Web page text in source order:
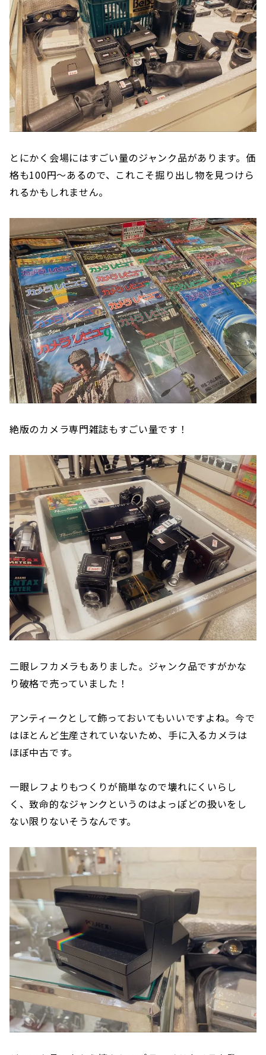
とにかく会場にはすごい量のジャンク品があります。価
格も100円〜あるので、これこそ掘り出し物を見つけら
れるかもしれません。
絶版のカメラ専門雑誌もすごい量です！
二眼レフカメラもありました。ジャンク品ですがかな
り破格で売っていました！
アンティークとして飾っておいてもいいですよね。今で
はほとんど生産されていないため、手に入るカメラは
ほぼ中古です。
一眼レフよりもつくりが簡単なので壊れにくいらし
く、致命的なジャンクというのはよっぽどの扱いをし
ない限りないそうなんです。